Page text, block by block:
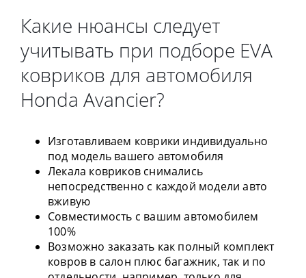
Какие нюансы следует
учитывать при подборе EVA
ковриков для автомобиля
Honda Avancier?
Изготавливаем коврики индивидуально
под модель вашего автомобиля
Лекала ковриков снимались
непосредственно с каждой модели авто
вживую
Совместимость с вашим автомобилем
100%
Возможно заказать как полный комплект
ковров в салон плюс багажник, так и по